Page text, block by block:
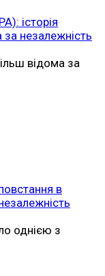
історія
незалежність
відома за
в
однією з